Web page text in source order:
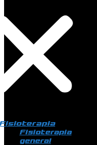
Fisioterapia
general